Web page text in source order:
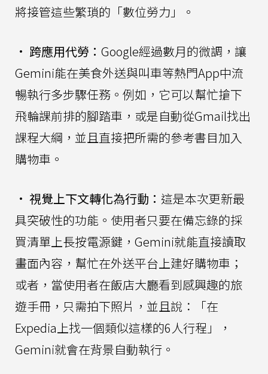
將接管這些繁瑣的「數位勞力」。
• 跨應用代勞： Google經過數月的微調，讓
Gemini能在美食外送與叫車等熱門App中流
暢執行多步驟任務。例如，它可以幫忙搶下
飛輪課前排的腳踏車，或是自動從Gmail找出
課程大綱，並且直接把所需的參考書目加入
購物車。
• 視覺上下文轉化為行動： 這是本次更新最
具突破性的功能。使用者只要在備忘錄的採
買清單上長按電源鍵，Gemini就能直接讀取
畫面內容，幫忙在外送平台上建好購物車；
或者，當使用者在飯店大廳看到感興趣的旅
遊手冊，只需拍下照片，並且說：「在
Expedia上找一個類似這樣的6人行程」，
Gemini就會在背景自動執行。